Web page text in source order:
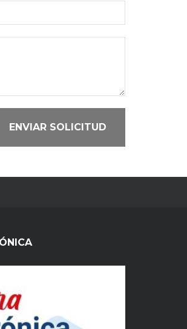
ENVIAR SOLICITUD